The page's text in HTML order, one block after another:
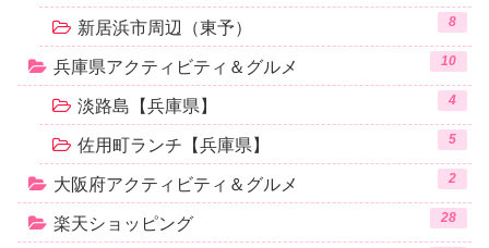
新居浜市周辺（東予） 8
兵庫県アクティビティ＆グルメ 10
淡路島【兵庫県】 4
佐用町ランチ【兵庫県】 5
大阪府アクティビティ＆グルメ 2
楽天ショッピング 28